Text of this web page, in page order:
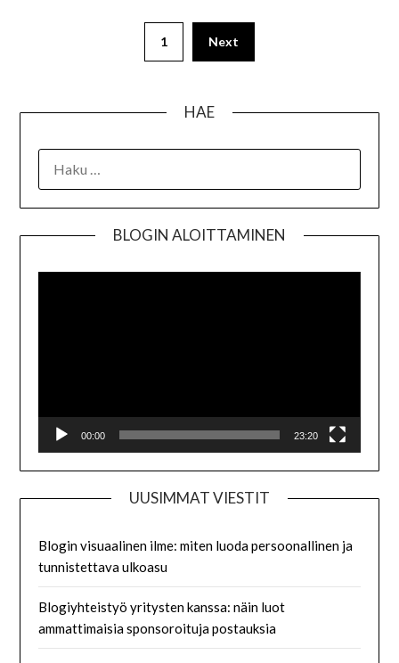
1 Next
HAE
BLOGIN ALOITTAMINEN
00:00 23:20
UUSIMMAT VIESTIT
Blogin visuaalinen ilme: miten luoda persoonallinen ja
tunnistettava ulkoasu
Blogiyhteistyö yritysten kanssa: näin luot
ammattimaisia sponsoroituja postauksia